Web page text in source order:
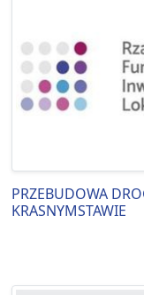
PRZEBUDOWA
KRASNYMSTAWIE